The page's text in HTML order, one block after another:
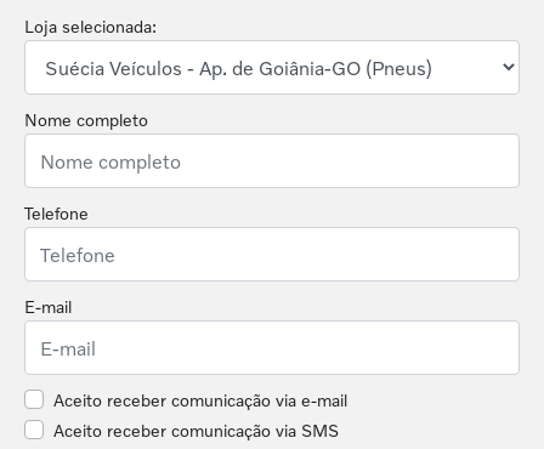
Loja selecionada:
Nome completo
Telefone
E-mail
Aceito receber comunicação via e-mail
Aceito receber comunicação via SMS